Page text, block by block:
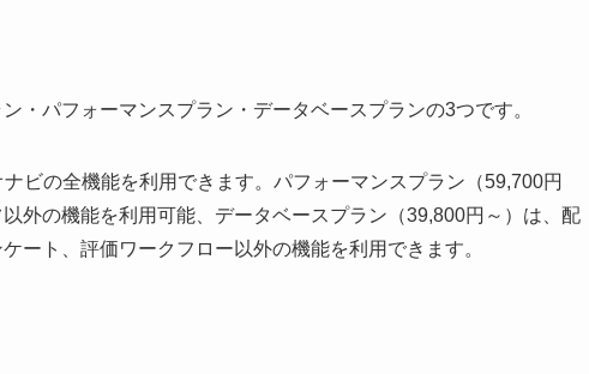
・パフォーマンスプラン・データベースプランの3つです。
ビの全機能を利用できます。パフォーマンスプラン（59,700円
外の機能を利用可能、データベースプラン（39,800円～）は、配
ート、評価ワークフロー以外の機能を利用できます。